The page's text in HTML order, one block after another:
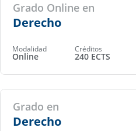
Grado Online en
Derecho
Modalidad
Online
Créditos
240 ECTS
Grado en
Derecho